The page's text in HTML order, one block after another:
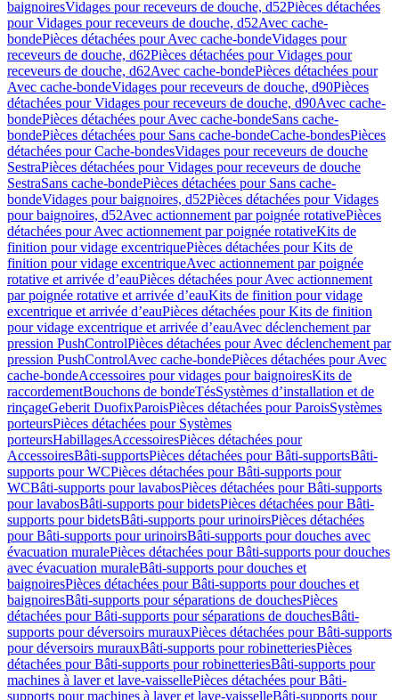
baignoiresVidages pour receveurs de douche, d52Pièces détachées
pour Vidages pour receveurs de douche, d52Avec cache-
bondePièces détachées pour Avec cache-bondeVidages pour
receveurs de douche, d62Pièces détachées pour Vidages pour
receveurs de douche, d62Avec cache-bondePièces détachées pour
Avec cache-bondeVidages pour receveurs de douche, d90Pièces
détachées pour Vidages pour receveurs de douche, d90Avec cache-
bondePièces détachées pour Avec cache-bondeSans cache-
bondePièces détachées pour Sans cache-bondeCache-bondesPièces
détachées pour Cache-bondesVidages pour receveurs de douche
SestraPièces détachées pour Vidages pour receveurs de douche
SestraSans cache-bondePièces détachées pour Sans cache-
bondeVidages pour baignoires, d52Pièces détachées pour Vidages
pour baignoires, d52Avec actionnement par poignée rotativePièces
détachées pour Avec actionnement par poignée rotativeKits de
finition pour vidage excentriquePièces détachées pour Kits de
finition pour vidage excentriqueAvec actionnement par poignée
rotative et arrivée d’eauPièces détachées pour Avec actionnement
par poignée rotative et arrivée d’eauKits de finition pour vidage
excentrique et arrivée d’eauPièces détachées pour Kits de finition
pour vidage excentrique et arrivée d’eauAvec déclenchement par
pression PushControlPièces détachées pour Avec déclenchement par
pression PushControlAvec cache-bondePièces détachées pour Avec
cache-bondeAccessoires pour vidages pour baignoiresKits de
raccordementBouchons de bondeTésSystèmes d’installation et de
rinçageGeberit DuofixParoisPièces détachées pour ParoisSystèmes
porteursPièces détachées pour Systèmes
porteursHabillagesAccessoiresPièces détachées pour
AccessoiresBâti-supportsPièces détachées pour Bâti-supportsBâti-
supports pour WCPièces détachées pour Bâti-supports pour
WCBâti-supports pour lavabosPièces détachées pour Bâti-supports
pour lavabosBâti-supports pour bidetsPièces détachées pour Bâti-
supports pour bidetsBâti-supports pour urinoirsPièces détachées
pour Bâti-supports pour urinoirsBâti-supports pour douches avec
évacuation muralePièces détachées pour Bâti-supports pour douches
avec évacuation muraleBâti-supports pour douches et
baignoiresPièces détachées pour Bâti-supports pour douches et
baignoiresBâti-supports pour séparations de douchesPièces
détachées pour Bâti-supports pour séparations de douchesBâti-
supports pour déversoirs murauxPièces détachées pour Bâti-supports
pour déversoirs murauxBâti-supports pour robinetteriesPièces
détachées pour Bâti-supports pour robinetteriesBâti-supports pour
machines à laver et lave-vaissellePièces détachées pour Bâti-
supports pour machines à laver et lave-vaisselleBâti-supports pour